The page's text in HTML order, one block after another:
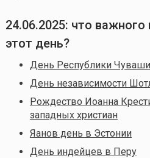
24.06.2025: что
этот день?
День Республики
День независимости
Рождество Иоанна
западных христиан
Яанов день в Эстонии
День индейцев в Перу